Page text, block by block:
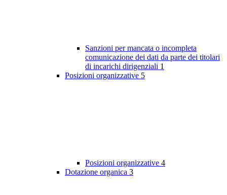
Sanzioni per mancata o incompleta
comunicazione dei dati da parte dei titolari
di incarichi dirigenziali 1
Posizioni organizzative 5
Posizioni organizzative 4
Dotazione organica 3